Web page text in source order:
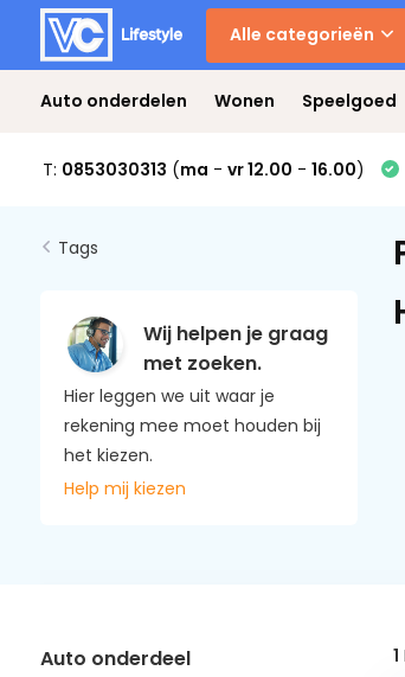
Alle categorieën
Auto onderdelen Wonen Speelgoed
T: 0853030313 (ma - vr 12.00 - 16.00)
Tags
Wij helpen je graag
met zoeken.
Hier leggen we uit waar je
rekening mee moet houden bij
het kiezen.
Help mij kiezen
Auto onderdeel 1